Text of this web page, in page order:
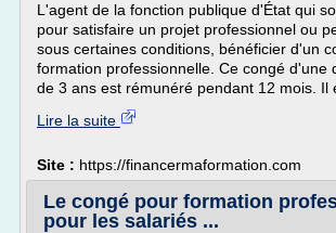
L'agent de la fonction publique d'État qui
pour satisfaire un projet professionnel ou
sous certaines conditions, bénéficier d'un
formation professionnelle. Ce congé d'une
de 3 ans est rémunéré pendant 12 mois. Il
Lire la suite
Site : https://financermaformation.com
Le congé pour formation
pour les salariés ...